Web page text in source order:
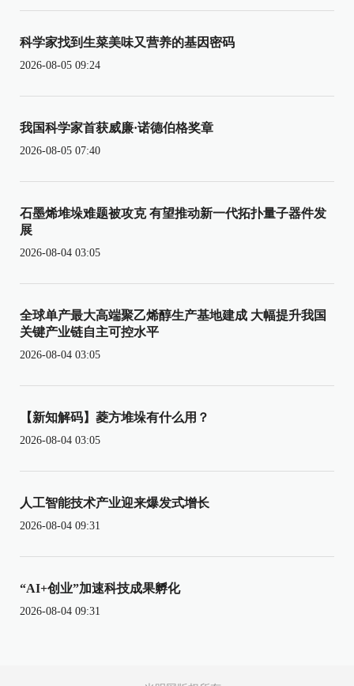
科学家找到生菜美味又营养的基因密码
2026-08-05 09:24
我国科学家首获威廉·诺德伯格奖章
2026-08-05 07:40
石墨烯堆垛难题被攻克 有望推动新一代拓扑量子器件发
展
2026-08-04 03:05
全球单产最大高端聚乙烯醇生产基地建成 大幅提升我国
关键产业链自主可控水平
2026-08-04 03:05
【新知解码】菱方堆垛有什么用？
2026-08-04 03:05
人工智能技术产业迎来爆发式增长
2026-08-04 09:31
“AI+创业”加速科技成果孵化
2026-08-04 09:31